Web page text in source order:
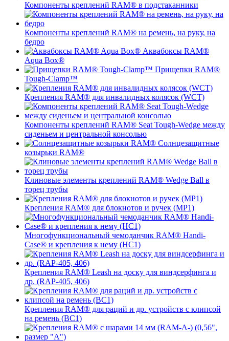
Компоненты креплений RAM® в подстаканники
Компоненты креплений RAM® на ремень, на руку, на
бедро
Аквабоксы RAM®
Aqua Box®
Прищепки RAM®
Tough-Clamp™
Крепления RAM® для инвалидных колясок (WCT)
Компоненты креплений RAM® Seat Tough-Wedge между
сиденьем и центральной консолью
Солнцезащитные
козырьки RAM®
Клиновые элементы креплений RAM® Wedge Ball в
торец трубы
Крепления RAM® для блокнотов и ручек (MP1)
Многофункциональный чемоданчик RAM® Handi-
Case® и крепления к нему (HC1)
Крепления RAM® Leash на доску для виндсерфинга и
др. (RAP-405, 406)
Крепления RAM® для раций и др. устройств с клипсой
на ремень (BC1)